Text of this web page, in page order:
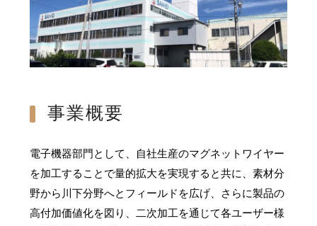
事業概要
電子機器部門として、自社生産のマグネットワイヤー
を加工することで量的拡大を実現すると共に、素材分
野から川下分野へとフィールドを広げ、さらに製品の
高付加価値化を図り、二次加工を通じて各ユーザー様